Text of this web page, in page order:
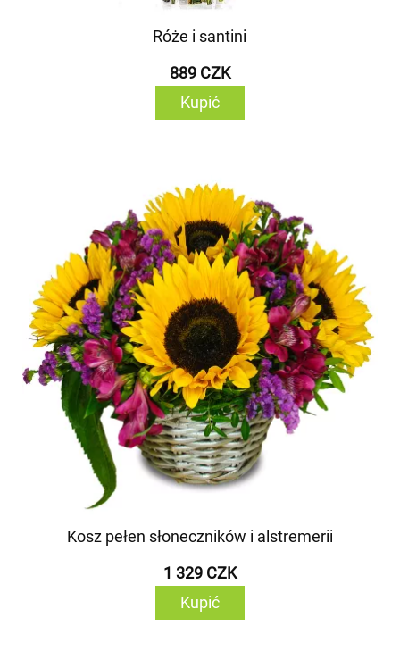
Róże i santini
889 CZK
Kupić
Kosz pełen słoneczników i alstremerii
1 329 CZK
Kupić